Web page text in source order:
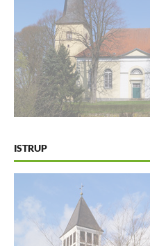
ISTRUP